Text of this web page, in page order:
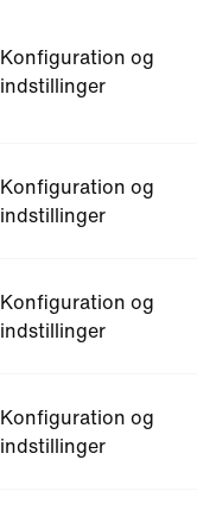
Konfiguration og
indstillinger
Konfiguration og
indstillinger
Konfiguration og
indstillinger
Konfiguration og
indstillinger